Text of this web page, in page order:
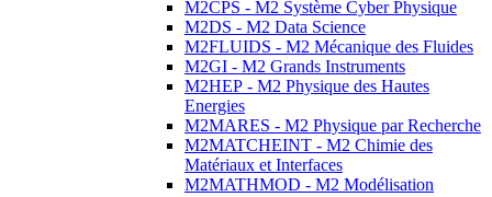
M2CPS - M2 Système Cyber Physique
M2DS - M2 Data Science
M2FLUIDS - M2 Mécanique des Fluides
M2GI - M2 Grands Instruments
M2HEP - M2 Physique des Hautes
Energies
M2MARES - M2 Physique par Recherche
M2MATCHEINT - M2 Chimie des
Matériaux et Interfaces
M2MATHMOD - M2 Modélisation